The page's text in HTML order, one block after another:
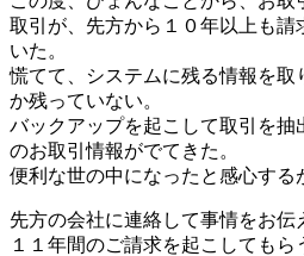
取引が、先方から１０年以上も請
いた。
慌てて、システムに残る情報を取
か残っていない。
バックアップを起こして取引を抽
のお取引情報がでてきた。
便利な世の中になったと感心する
先方の会社に連絡して事情をお伝
１１年間のご請求を起こしてもら